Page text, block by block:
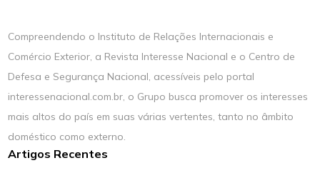
Compreendendo o Instituto de Relações Internacionais e
Comércio Exterior, a Revista Interesse Nacional e o Centro de
Defesa e Segurança Nacional, acessíveis pelo portal
interessenacional.com.br, o Grupo busca promover os interesses
mais altos do país em suas várias vertentes, tanto no âmbito
doméstico como externo.
Artigos Recentes